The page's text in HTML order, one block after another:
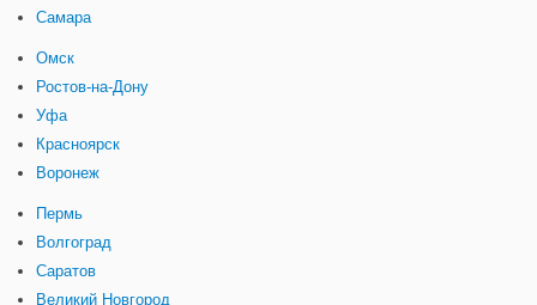
Самара
Омск
Ростов-на-Дону
Уфа
Красноярск
Воронеж
Пермь
Волгоград
Саратов
Великий Новгород